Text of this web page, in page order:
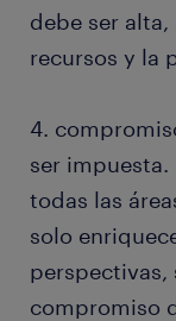
debe ser
recursos y la
4.
ser
todas las
solo
perspectivas,
compromiso